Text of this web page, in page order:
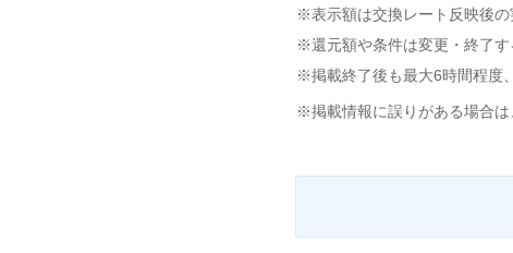
※表示額は交換レート反映後の
※還元額や条件は変更・終了す
※掲載終了後も最大6時間程度
※掲載情報に誤りがある場合は